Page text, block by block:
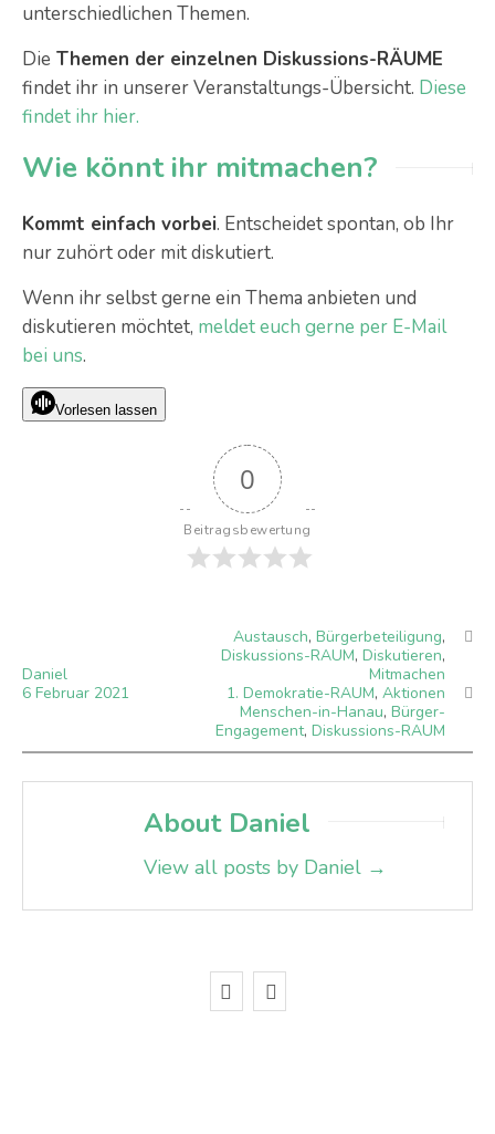
unterschiedlichen Themen.
Die Themen der einzelnen Diskussions-RÄUME
findet ihr in unserer Veranstaltungs-Übersicht. Diese
findet ihr hier.
Wie könnt ihr mitmachen?
Kommt einfach vorbei. Entscheidet spontan, ob Ihr
nur zuhört oder mit diskutiert.
Wenn ihr selbst gerne ein Thema anbieten und
diskutieren möchtet, meldet euch gerne per E-Mail
bei uns.
Vorlesen lassen
0
Beitragsbewertung
Daniel
6 Februar 2021
Austausch, Bürgerbeteiligung,
Diskussions-RAUM, Diskutieren,
Mitmachen
1. Demokratie-RAUM, Aktionen
Menschen-in-Hanau, Bürger-
Engagement, Diskussions-RAUM
About Daniel
View all posts by Daniel →